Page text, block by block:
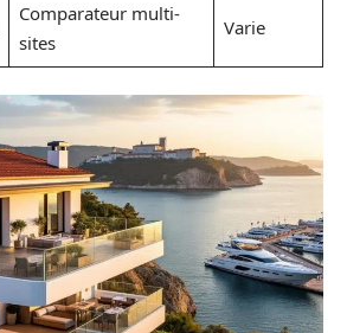
Comparateur multi-
sites
Varie